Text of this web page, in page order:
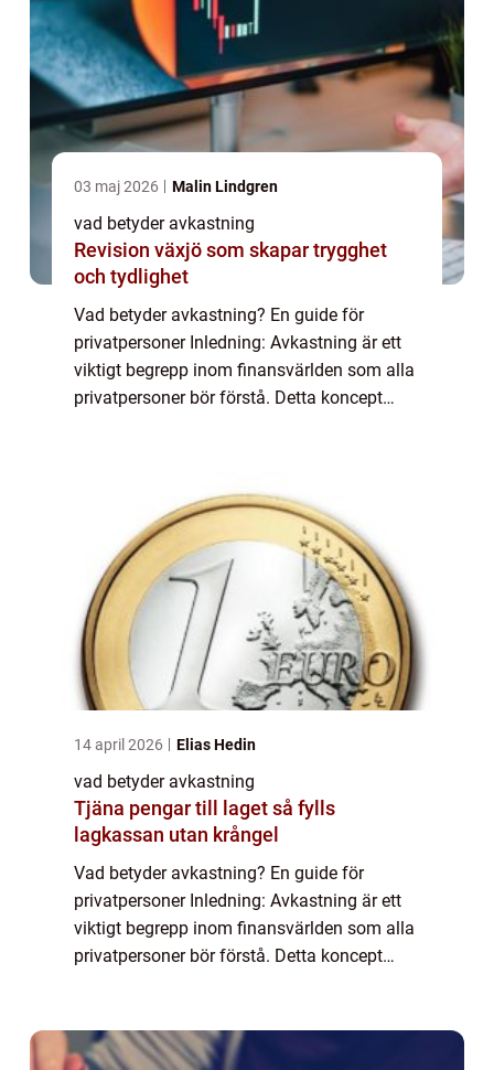
03 maj 2026 Malin Lindgren
vad betyder avkastning
Revision växjö som skapar trygghet
och tydlighet
Vad betyder avkastning? En guide för
privatpersoner Inledning: Avkastning är ett
viktigt begrepp inom finansvärlden som alla
privatpersoner bör förstå. Detta koncept
14 april 2026 Elias Hedin
vad betyder avkastning
Tjäna pengar till laget så fylls
lagkassan utan krångel
Vad betyder avkastning? En guide för
privatpersoner Inledning: Avkastning är ett
viktigt begrepp inom finansvärlden som alla
privatpersoner bör förstå. Detta koncept
tillväx...